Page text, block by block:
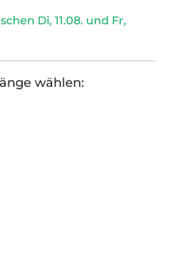
Di, 11.08. und Fr,
wählen: